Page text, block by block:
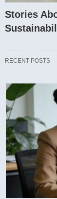
Stories
RECENT POSTS